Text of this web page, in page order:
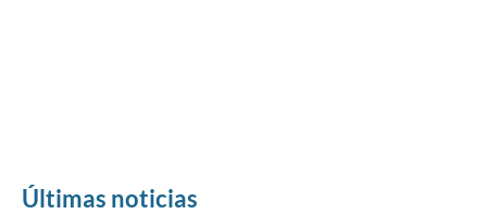
Últimas noticias